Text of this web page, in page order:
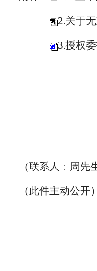
2.关于
3.授权
（联系人： 周先
（此件主动公开）